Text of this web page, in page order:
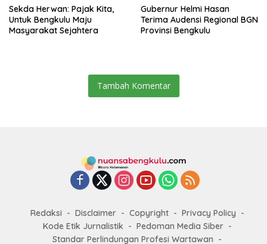
Sekda Herwan: Pajak Kita,
Untuk Bengkulu Maju
Masyarakat Sejahtera
Gubernur Helmi Hasan
Terima Audensi Regional BGN
Provinsi Bengkulu
Tambah Komentar
Redaksi Disclaimer Copyright
Privacy Policy
Kode Etik Jurnalistik
Pedoman Media Siber
Standar Perlindungan Profesi Wartawan